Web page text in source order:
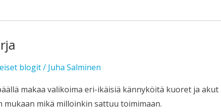
blogit/ Juha Salminen
makaa valikoima eri-ikäisiä kännyköitä kuoret ja
mukaan mikä milloinkin sattuu toimimaan.